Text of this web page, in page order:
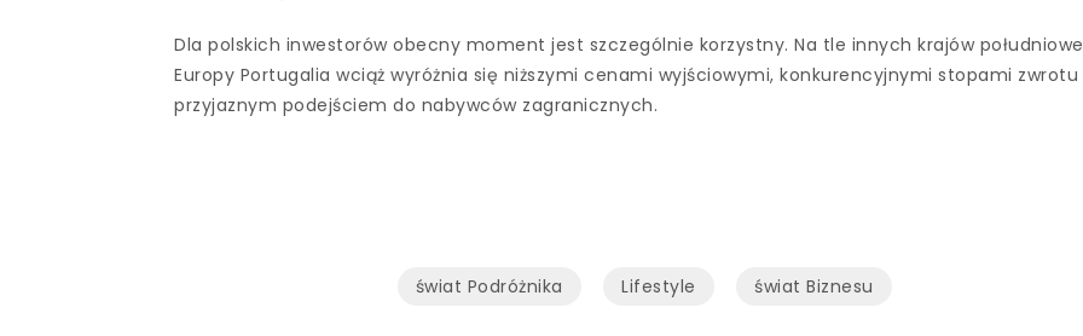
Dla polskich inwestorów obecny moment jest szczególnie korzystny. Na tle innych krajów
Europy Portugalia wciąż wyróżnia się niższymi cenami wyjściowymi, konkurencyjnymi stopami zwrotu
przyjaznym podejściem do nabywców zagranicznych.
świat Podróżnika Lifestyle świat Biznesu